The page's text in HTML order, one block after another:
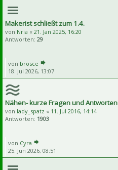
Makerist schließt zum 1.4.
von Nria « 21. Jan 2025, 16:20
Antworten: 29
von brosce
18. Jul 2026, 13:07
Nähen- kurze Fragen und Antworten
von lady_spatz « 11. Jul 2016, 14:14
Antworten: 1903
von Cyra
25. Jun 2026, 08:51